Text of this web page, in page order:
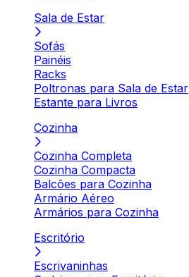
Sala de Estar
Sofás
Painéis
Racks
Poltronas para Sala de Estar
Estante para Livros
Cozinha
Cozinha Completa
Cozinha Compacta
Balcões para Cozinha
Armário Aéreo
Armários para Cozinha
Escritório
Escrivaninhas